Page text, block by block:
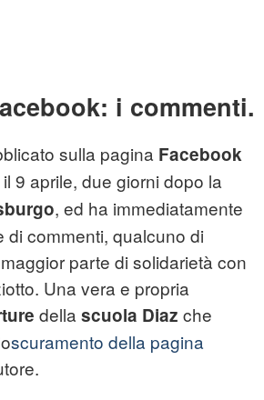
i commenti.
sulla pagina Facebook
il 9 aprile, due giorni dopo la
, ed ha immediatamente
di commenti, qualcuno di
parte di solidarietà con
Una vera e propria
della scuola Diaz che
scuramento della pagina